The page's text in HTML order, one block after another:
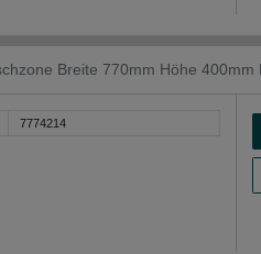
Breite 770mm Höhe 400mm
7774214